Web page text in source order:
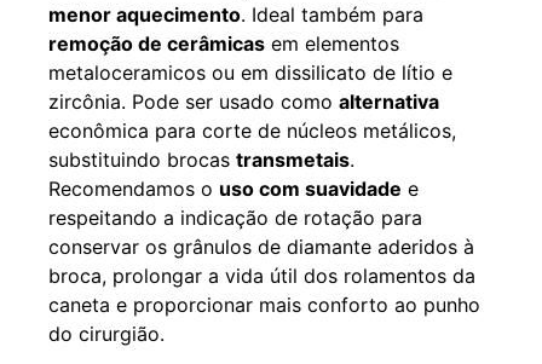
menor aquecimento. Ideal também para
remoção de cerâmicas em elementos
metaloceramicos ou em dissilicato de lítio e
zircônia. Pode ser usado como alternativa
econômica para corte de núcleos metálicos,
substituindo brocas transmetais.
Recomendamos o uso com suavidade e
respeitando a indicação de rotação para
conservar os grânulos de diamante aderidos à
broca, prolongar a vida útil dos rolamentos da
caneta e proporcionar mais conforto ao punho
do cirurgião.